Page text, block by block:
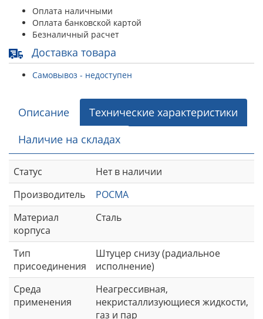
Оплата наличными
Оплата банковской картой
Безналичный расчет
Доставка товара
Самовывоз - недоступен
Описание
Технические характеристики
Наличие на складах
Статус
Нет в наличии
Производитель
РОСМА
Материал
корпуса
Сталь
Тип
присоединения
Штуцер снизу (радиальное
исполнение)
Среда
применения
Неагрессивная,
некристаллизующиеся жидкости,
газ и пар